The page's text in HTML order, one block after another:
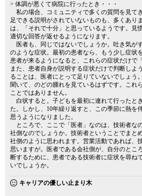
> 体調が悪くて病院に行ったとき・・・
私の場合、コミュニティで多くの質問を見て
足できる説明がされていないものも、多くあり
は、「それで十分」と思っているようです。見
適切な回答が返せるようになります。
医者も、同じではないでしょうか。吐き気が
のような症状。最初の患者なら、もう少し症状
患者が来るようになると、これらの症状だけで
また、患者自身が説明する症状だけで判断しよ
ることは、医者にとって足りていないでしょう
聞いて、のどの腫れを見ているはずです。これ
ことではありません。
白状すると。子どもを最初に連れて行ったと
た。しかし、10年繰り返すと、この季節に熱を
思うようになりました。
ところで、ここで「医者」なのは、技術者な
社側なのでしょうか。技術者ということでまと
社側のように思われます。営業活動であれば、
思いますが。医者である会社側が、自分のとこ
断するために、患者である技術者に症状を尋ね
いでしょうか。
キャリアの優しい止まり木